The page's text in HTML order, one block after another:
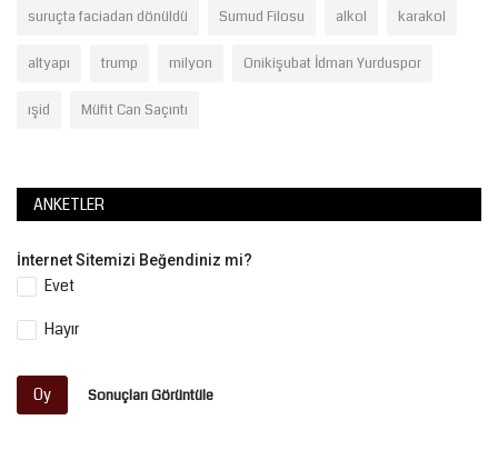
suruçta faciadan dönüldü Sumud Filosu alkol karakol
altyapı trump milyon Onikişubat İdman Yurduspor
ışid Müfit Can Saçıntı
ANKETLER
İnternet Sitemizi Beğendiniz mi?
Evet
Hayır
Oy Sonuçları Görüntüle